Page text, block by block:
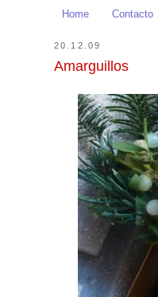
Home Contacto
20.12.09
Amarguillos